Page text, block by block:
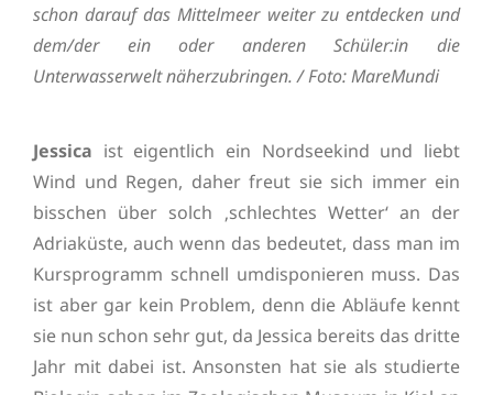
schon darauf das Mittelmeer weiter zu entdecken und
dem/der ein oder anderen Schüler:in die
Unterwasserwelt näherzubringen. / Foto: MareMundi
Jessica ist eigentlich ein Nordseekind und liebt
Wind und Regen, daher freut sie sich immer ein
bisschen über solch ‚schlechtes Wetter‘ an der
Adriaküste, auch wenn das bedeutet, dass man im
Kursprogramm schnell umdisponieren muss. Das
ist aber gar kein Problem, denn die Abläufe kennt
sie nun schon sehr gut, da Jessica bereits das dritte
Jahr mit dabei ist. Ansonsten hat sie als studierte